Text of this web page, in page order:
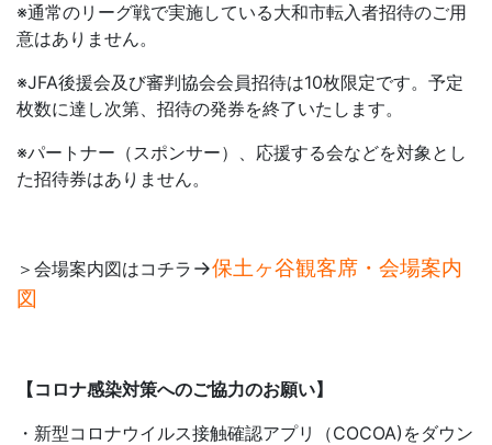
※通常のリーグ戦で実施している大和市転入者招待のご用
意はありません。
※JFA後援会及び審判協会会員招待は10枚限定です。予定
枚数に達し次第、招待の発券を終了いたします。
※パートナー（スポンサー）、応援する会などを対象とし
た招待券はありません。
＞会場案内図はコチラ →保土ヶ谷観客席・会場案内
図
【コロナ感染対策へのご協力のお願い】
・新型コロナウイルス接触確認アプリ（COCOA)をダウン